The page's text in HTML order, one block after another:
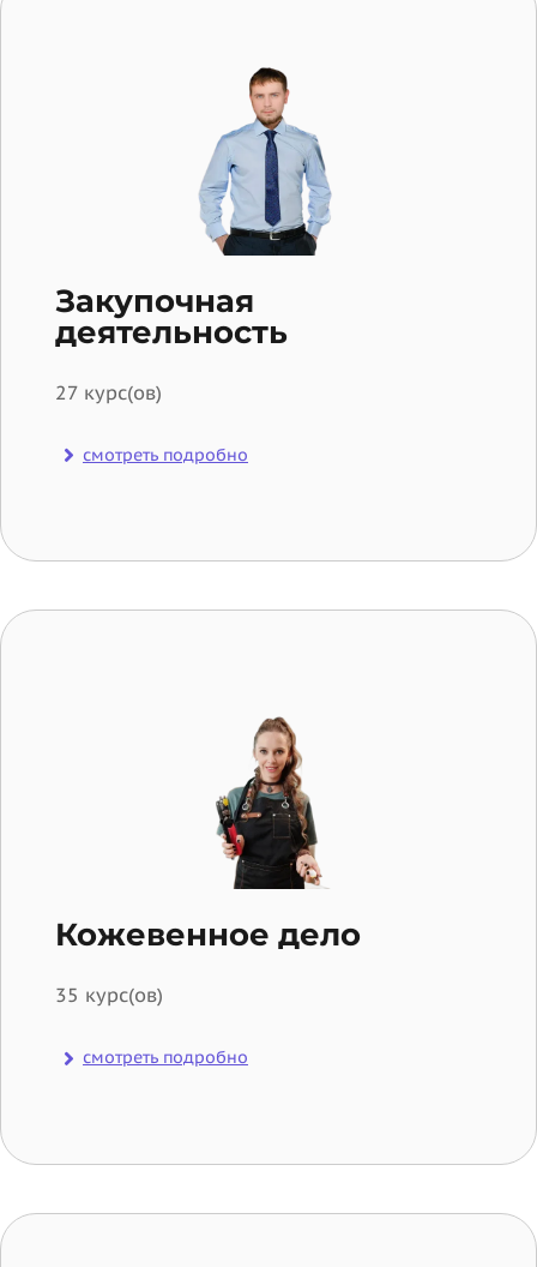
Закупочная
деятельность
27 курс(ов)
смотреть подробно
Кожевенное дело
35 курс(ов)
смотреть подробно